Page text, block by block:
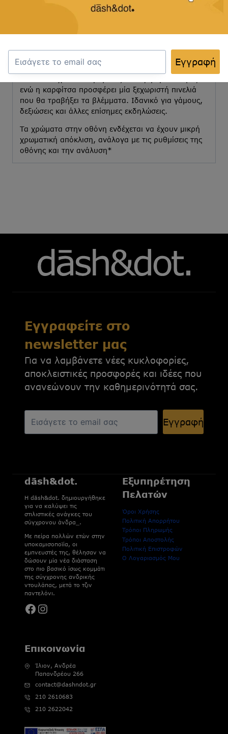
εμφανίσεις σου!
μοντέρνα καρφίτσα, για να προσθέσεις μία νότα
κομψότητας στο σύνολό σου.
ενώ η καρφίτσα προσφέρει μία ξεχωριστή πινελιά
που θα τραβήξει τα βλέμματα. Ιδανικό για γάμους,
δεξιώσεις και άλλες επίσημες εκδηλώσεις.
Τα χρώματα στην οθόνη ενδέχεται να έχουν μικρή
χρωματική απόκλιση, ανάλογα με τις ρυθμίσεις της
οθόνης και την ανάλυση*
Εγγραφείτε στο
newsletter μας
Για να λαμβάνετε νέες κυκλοφορίες,
αποκλειστικές προσφορές και ιδέες που
ανανεώνουν την καθημερινότητά σας.
Εγγραφή
dāsh&dot.
H dāsh&dot. δημιουργήθηκε
για να καλύψει τις
στιλιστικές ανάγκες του
σύγχρονου άνδρα_.
Με πείρα πολλών ετών στην
υποκαμισοποϊία, οι
εμπνευστές της, θέλησαν να
δώσουν μία νέα διάσταση
στο πιο βασικό ίσως κομμάτι
της σύγχρονης ανδρικής
ντουλάπας, μετά το τζιν
παντελόνι.
Facebook
Instagram
Εξυπηρέτηση
Πελατών
Όροι Χρήσης
Πολιτική Απορρήτου
Τρόποι Πληρωμής
Τρόποι Αποστολής
Πολιτική Επιστροφών
Ο Λογαριασμός Μου
Επικοινωνία
Ίλιον, Ανδρέα
Παπανδρέου 266
contact@dashndot.gr
210 2610683
210 2622042
Εγγραφή